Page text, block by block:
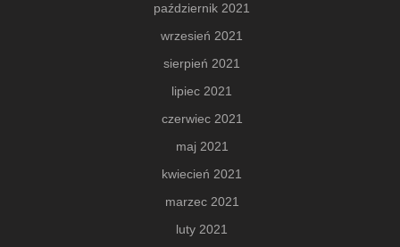
październik 2021
wrzesień 2021
sierpień 2021
lipiec 2021
czerwiec 2021
maj 2021
kwiecień 2021
marzec 2021
luty 2021